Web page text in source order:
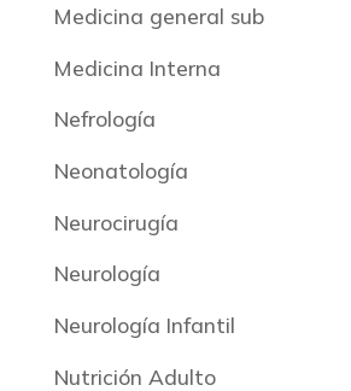
Medicina general sub
Medicina Interna
Nefrología
Neonatología
Neurocirugía
Neurología
Neurología Infantil
Nutrición Adulto